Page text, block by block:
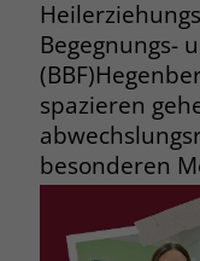
Begegnungs-
(BBF)
spazieren
besonderen